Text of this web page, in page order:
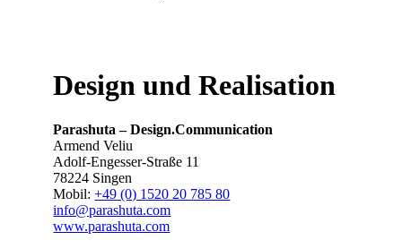
Design und Realisation
Parashuta – Design.Communication
Armend Veliu
Adolf-Engesser-Straße 11
78224 Singen
Mobil:+49 (0) 1520 20 785 80
info@parashuta.com
www.parashuta.com